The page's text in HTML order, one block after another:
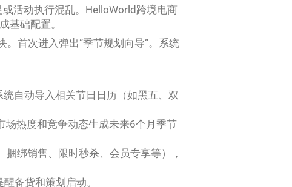
活动执行混乱。HelloWorld跨境电商
基础配置。
。首次进入弹出“季节规划向导”。系统
自动导入相关节日日历（如黑五、双
场热度和竞争动态生成未来6个月季节
绑销售、限时秒杀、会员专享等），
备货和策划启动。